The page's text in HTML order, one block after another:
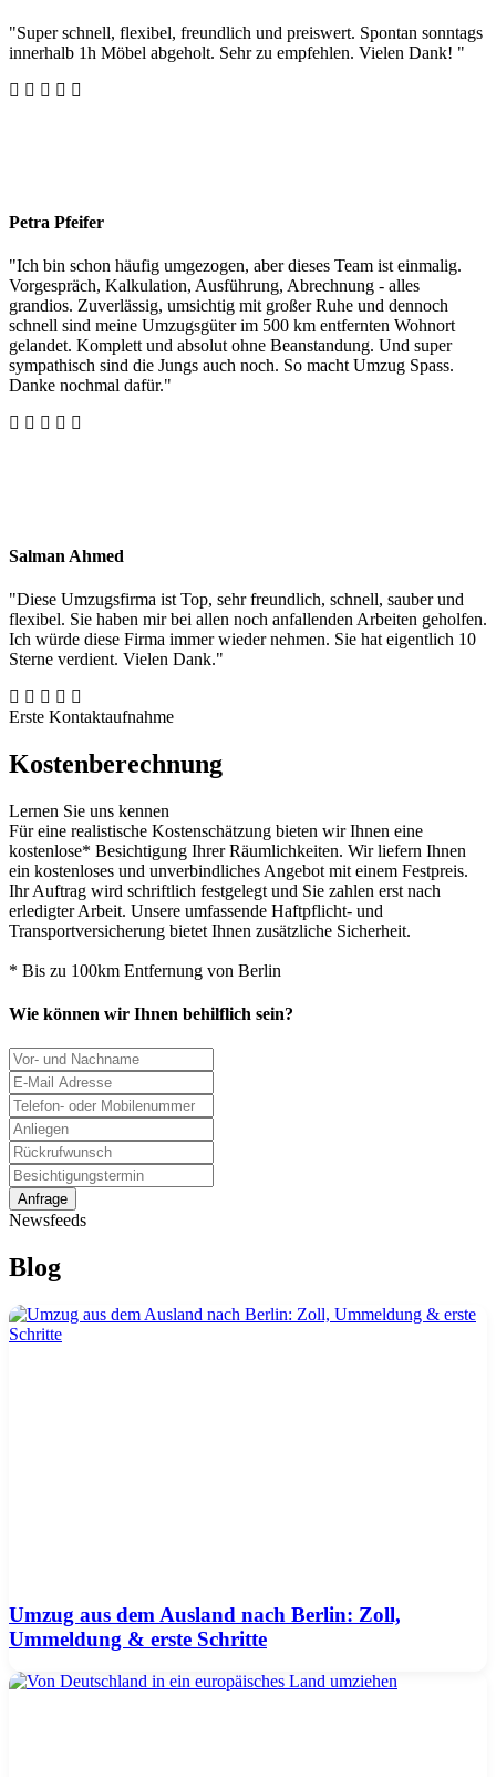
"Super schnell, flexibel, freundlich und preiswert. Spontan sonntags
innerhalb 1h Möbel abgeholt. Sehr zu empfehlen. Vielen Dank! "
Petra Pfeifer
"Ich bin schon häufig umgezogen, aber dieses Team ist einmalig.
Vorgespräch, Kalkulation, Ausführung, Abrechnung - alles
grandios. Zuverlässig, umsichtig mit großer Ruhe und dennoch
schnell sind meine Umzugsgüter im 500 km entfernten Wohnort
gelandet. Komplett und absolut ohne Beanstandung. Und super
sympathisch sind die Jungs auch noch. So macht Umzug Spass.
Danke nochmal dafür."
Salman Ahmed
"Diese Umzugsfirma ist Top, sehr freundlich, schnell, sauber und
flexibel. Sie haben mir bei allen noch anfallenden Arbeiten geholfen.
Ich würde diese Firma immer wieder nehmen. Sie hat eigentlich 10
Sterne verdient. Vielen Dank."
Erste Kontaktaufnahme
Kostenberechnung
Lernen Sie uns kennen
Für eine realistische Kostenschätzung bieten wir Ihnen eine
kostenlose* Besichtigung Ihrer Räumlichkeiten. Wir liefern Ihnen
ein kostenloses und unverbindliches Angebot mit einem Festpreis.
Ihr Auftrag wird schriftlich festgelegt und Sie zahlen erst nach
erledigter Arbeit. Unsere umfassende Haftpflicht- und
Transportversicherung bietet Ihnen zusätzliche Sicherheit.
* Bis zu 100km Entfernung von Berlin
Wie können wir Ihnen behilflich sein?
Anfrage
Newsfeeds
Blog
Umzug aus dem Ausland nach Berlin: Zoll,
Ummeldung & erste Schritte